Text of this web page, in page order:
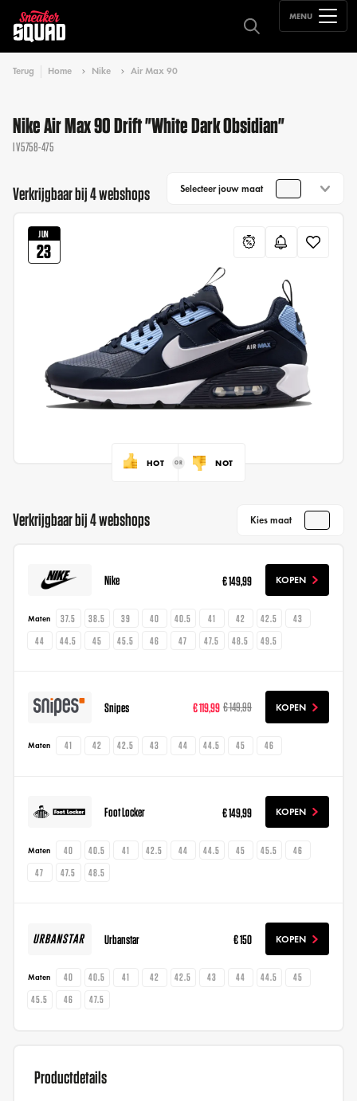
MENU
Terug Home Nike Air Max 90
Nike Air Max 90 Drift "White Dark Obsidian"
IV5758-475
Verkrijgbaar bij 4 webshops Selecteer jouw maat
JUN
23
HOT NOT
Verkrijgbaar bij 4 webshops Kies maat
Nike € 149,99 KOPEN
Maten 37.5 38.5 39 40 40.5 41 42 42.5
43
44
44.5 45 45.5 46 47 47.5 48.5 49.5
Snipes € 119,99 € 149,99 KOPEN
Maten 41 42 42.5 43 44 44.5 45 46
Foot Locker € 149,99 KOPEN
Maten 40 40.5 41 42.5 44 44.5 45 45.5
46
47
47.5 48.5
Urbanstar € 150 KOPEN
Maten 40 40.5 41 42 42.5 43 44 44.5
45
45.5
46 47.5
Productdetails